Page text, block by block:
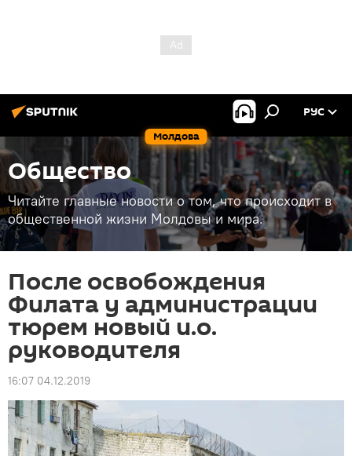
Молдова
РУС
Общество
Читайте главные новости о том, что происходит в
общественной жизни Молдовы и мира.
После освобождения
Филата у администрации
тюрем новый и.о.
руководителя
16:07 04.12.2019